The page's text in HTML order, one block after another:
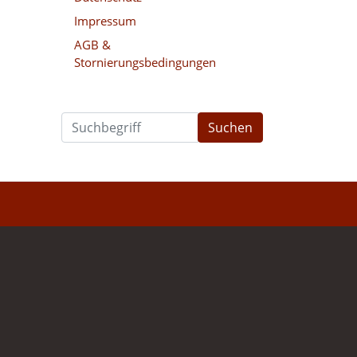
Impressum
AGB &
Stornierungsbedingungen
Suchen